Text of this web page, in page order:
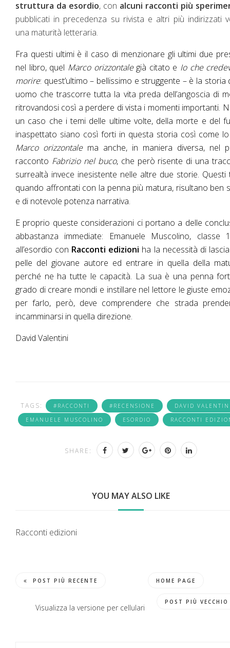
struttura da esordio, con alcuni racconti più
pubblicati in precedenza su rivista e altri più indirizzati
una maturità letteraria.
Fra questi ultimi è il caso di menzionare gli ultimi due
nel libro, quel Marco orizzontalegià citato e Io che
morire: quest’ultimo – bellissimo e struggente – è la storia
uomo che trascorre tutta la vita preda dell’angoscia di
ritrovandosi così a perdere di vista i momenti importanti.
un caso che i temi delle ultime volte, della morte e del
inaspettato siano così forti in questa storia così come
Marco orizzontalema anche, in maniera diversa, nel
racconto Fabrizio nel buco, che però risente di una
surrealtà invece inesistente nelle altre due storie. Questi
quando affrontati con la penna più matura, risultano ben
e di notevole potenza narrativa.
E proprio queste considerazioni ci portano a delle
abbastanza immediate: Emanuele Muscolino, classe
all’esordio con Racconti edizioni ha la necessità di
pelle del giovane autore ed entrare in quella della
perché ne ha tutte le capacità. La sua è una penna
grado di creare mondi e instillare nel lettore le giuste
per farlo, però, deve comprendere che strada
incamminarsi in quella direzione.
David Valentini
TAGS: #RACCONTI #RECENSIONE
DAVID
EMANUELE MUSCOLINO
ESORDIO RACCONTI
SHARE:
YOU MAY ALSO LIKE
Racconti edizioni
POST PIÙ RECENTE HOME PAGE
POST PIÙ VECCHIO
Visualizza la versione per cellulari